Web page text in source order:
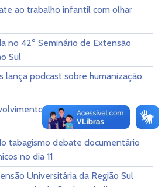
ao trabalho infantil com olhar
no 42º Seminário de Extensão
Sul
lança podcast sobre humanização
de extensão na pós-
tabagismo debate documentário
no dia 11
Universitária da Região Sul